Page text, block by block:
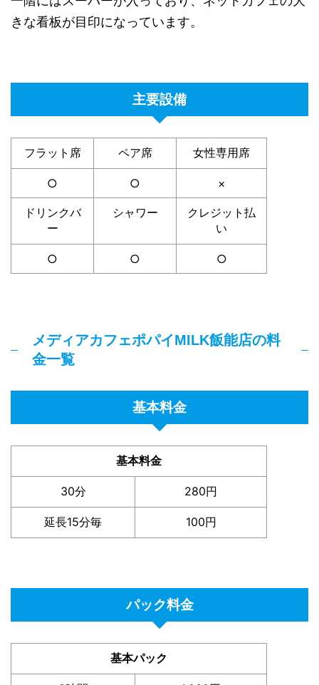
きな看板が目印になっています。
主要設備
フラット席 ペア席 女性専用席
○ ○ ×
ドリンクバ
ー
シャワー
クレジット払
い
○ ○ ○
メディアカフェポパイMILK飯能店の料
金一覧
基本料金
基本料金
30分 280円
延長15分毎 100円
パック料金
基本パック